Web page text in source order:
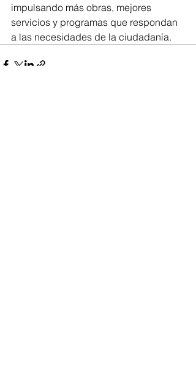
impulsando más obras, mejores
servicios y programas que respondan
a las necesidades de la ciudadanía.